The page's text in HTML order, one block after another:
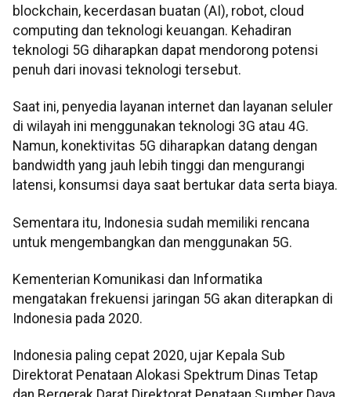
blockchain, kecerdasan buatan (AI), robot, cloud
computing dan teknologi keuangan. Kehadiran
teknologi 5G diharapkan dapat mendorong potensi
penuh dari inovasi teknologi tersebut.
Saat ini, penyedia layanan internet dan layanan seluler
di wilayah ini menggunakan teknologi 3G atau 4G.
Namun, konektivitas 5G diharapkan datang dengan
bandwidth yang jauh lebih tinggi dan mengurangi
latensi, konsumsi daya saat bertukar data serta biaya.
Sementara itu, Indonesia sudah memiliki rencana
untuk mengembangkan dan menggunakan 5G.
Kementerian Komunikasi dan Informatika
mengatakan frekuensi jaringan 5G akan diterapkan di
Indonesia pada 2020.
Indonesia paling cepat 2020, ujar Kepala Sub
Direktorat Penataan Alokasi Spektrum Dinas Tetap